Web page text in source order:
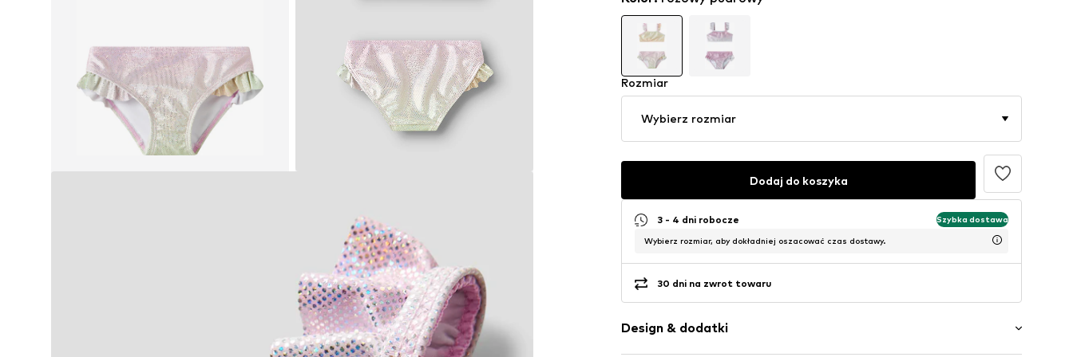
Rozmiar
Wybierz rozmiar
Dodaj do koszyka
3 - 4 dni robocze Szybka dostawa
Wybierz rozmiar, aby dokładniej oszacować czas dostawy.
30 dni na zwrot towaru
Design & dodatki